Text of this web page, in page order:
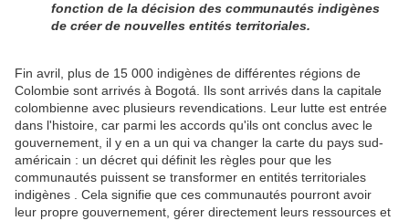
fonction de la décision des communautés indigènes
de créer de nouvelles entités territoriales.
Fin avril, plus de 15 000 indigènes de différentes régions de
Colombie sont arrivés à Bogotá. Ils sont arrivés dans la capitale
colombienne avec plusieurs revendications. Leur lutte est entrée
dans l'histoire, car parmi les accords qu'ils ont conclus avec le
gouvernement, il y en a un qui va changer la carte du pays sud-
américain : un décret qui définit les règles pour que les
communautés puissent se transformer en entités territoriales
indigènes . Cela signifie que ces communautés pourront avoir
leur propre gouvernement, gérer directement leurs ressources et